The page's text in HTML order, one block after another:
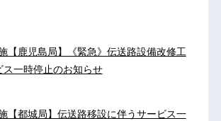
【鹿児島局】《緊急》伝送路設備改修工
ス一時停止のお知らせ
【都城局】伝送路移設に伴うサービス一